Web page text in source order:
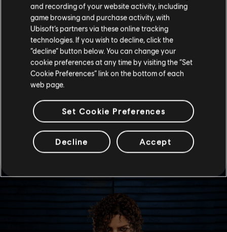
เป็นสิ่งสำคัญที่จะต้องจับตาดูความสัมพันธ์ของเธอกับ Capitão
ดูเหมือนเขาจะอยากเป็นมิตรกับเธอ แต่เธอไม่เปิดโอกาสให้เขา
เมื่อฉันถามเกี่ยวกับเรื่องนี้ เธอบอกฉันว่า “ความสัมพันธ์ส่วนตัว
จะเบี่ยงเบนความสนใจ” แต่นั่นไม่ได้ทำให้ Brava หยุดพัฒนา
มิตรภาพกับ Jäger เนื่องจากความหลงใหลของพวกเขาที่มีต่อ
เครื่องบินร่วมกัน ฉันจะปล่อยให้มันเป็นไปแบบนี้ตราบเท่าที่มันไม่
กระทบกับประสิทธิภาพการทำงานของเรา
-- กัปตัน Yumiko “Hibana” Imagawa, หัวหน้าหน่วย
Viperstrike
and recording of your website activity, including
game browsing and purchase activity, with
Ubisoft’s partners via these online tracking
technologies. If you wish to decline, click the
“decline” button below. You can change your
cookie preferences at any time by visiting the “Set
Cookie Preferences” link on the bottom of each
web page.
Set Cookie Preferences
Decline Accept